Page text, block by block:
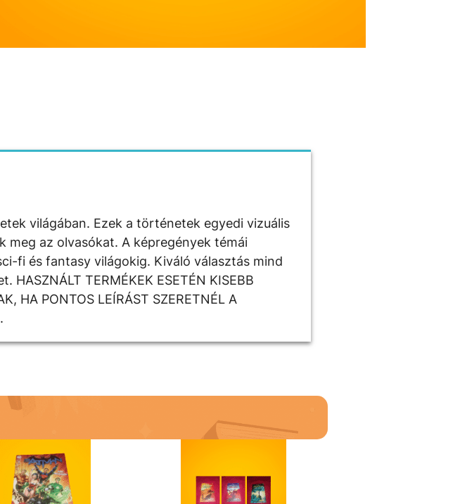
világában. Ezek a történetek egyedi vizuális
meg az olvasókat. A képregények témái
fi és fantasy világokig. Kiváló választás mind
TERMÉKEK ESETÉN KISEBB
HA PONTOS LEÍRÁST SZERETNÉL A